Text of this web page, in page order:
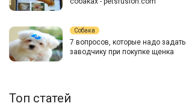
Собака
7 вопросов, которые надо задать
заводчику при покупке щенка
Топ статей